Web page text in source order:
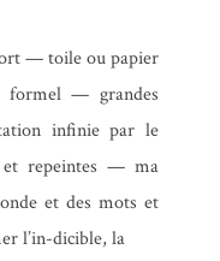
— toile ou papier
— grandes
infinie par le
et repeintes — ma
et des mots et
l’in-dicible, la